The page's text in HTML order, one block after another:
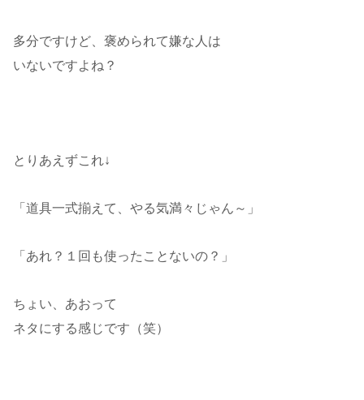
多分ですけど、褒められて嫌な人は
いないですよね？
とりあえずこれ↓
「道具一式揃えて、やる気満々じゃん～」
「あれ？１回も使ったことないの？」
ちょい、あおって
ネタにする感じです（笑）